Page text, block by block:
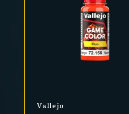
Anbieter:
Vallejo